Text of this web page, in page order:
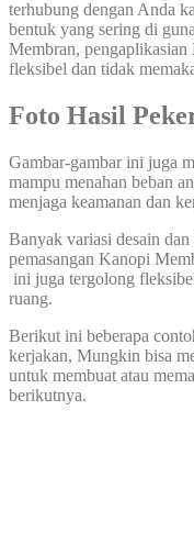
terhubung dengan Anda
bentuk yang sering di
Membran,
fleksibel dan tidak
Foto Hasil
Gambar-gambar ini juga
mampu menahan beban
menjaga keamanan dan
Banyak variasi desain
pemasangan Kanopi
ini juga tergolong
ruang.
Berikut ini beberapa
kerjakan, Mungkin bisa
untuk membuat atau
berikutnya.